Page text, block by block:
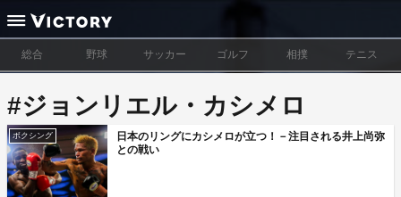
総合 野球 サッカー ゴルフ 相撲 テニス
#ジョンリエル・カシメロ
ボクシング
日本のリングにカシメロが立つ！－注目される井上尚弥
との戦い